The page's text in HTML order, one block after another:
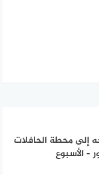
إلى محطة الحافلات
– الأسبوع